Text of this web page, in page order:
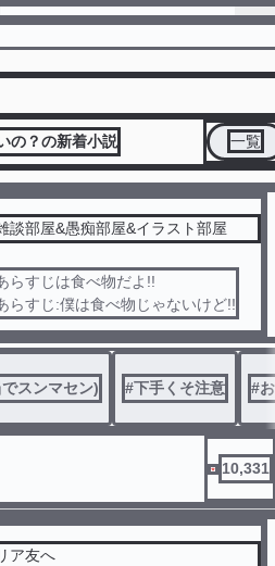
の？の新着小説 一覧
談部屋&愚痴部屋&イラスト部屋
らすじは食べ物だよ!!
らすじ:僕は食べ物じゃないけど!!
スンマセン) #下手くそ注意 #
10,331
ア友へ